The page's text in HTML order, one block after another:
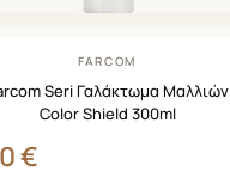
FARCOM
Seri Γαλάκτωμα Μαλλιών
Color Shield 300ml
€